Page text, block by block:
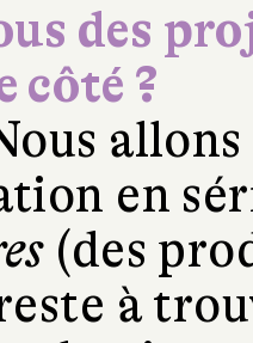
des
côté ?
en
(des
à